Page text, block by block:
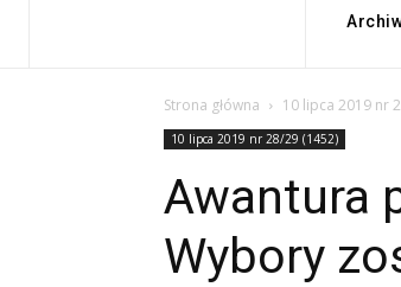
Strona główna 10 lipca 2019 nr
10 lipca 2019 nr 28/29 (1452)
Awantura
Wybory